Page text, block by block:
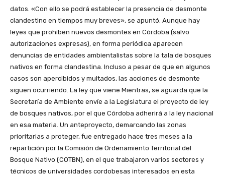
datos. «Con ello se podrá establecer la presencia de desmonte
clandestino en tiempos muy breves», se apuntó. Aunque hay
leyes que prohíben nuevos desmontes en Córdoba (salvo
autorizaciones expresas), en forma periódica aparecen
denuncias de entidades ambientalistas sobre la tala de bosques
nativos en forma clandestina. Incluso a pesar de que en algunos
casos son apercibidos y multados, las acciones de desmonte
siguen ocurriendo. La ley que viene Mientras, se aguarda que la
Secretaría de Ambiente envíe a la Legislatura el proyecto de ley
de bosques nativos, por el que Córdoba adherirá a la ley nacional
en esa materia. Un anteproyecto, demarcando las zonas
prioritarias a proteger, fue entregado hace tres meses a la
repartición por la Comisión de Ordenamiento Territorial del
Bosque Nativo (COTBN), en el que trabajaron varios sectores y
técnicos de universidades cordobesas interesados en esta